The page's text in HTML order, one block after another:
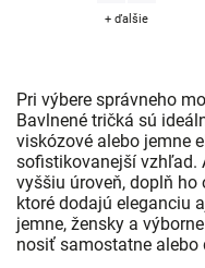
+ ďalšie
Pri výbere správneho
Bavlnené tričká sú
viskózové alebo jemne
sofistikovanejší vzhľad.
vyššiu úroveň, doplň ho
ktoré dodajú eleganciu
jemne, žensky a
nosiť samostatne